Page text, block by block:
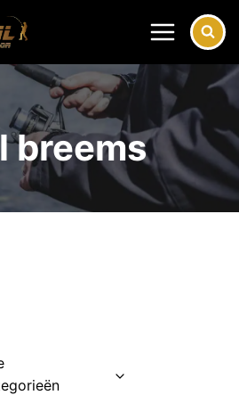
breems